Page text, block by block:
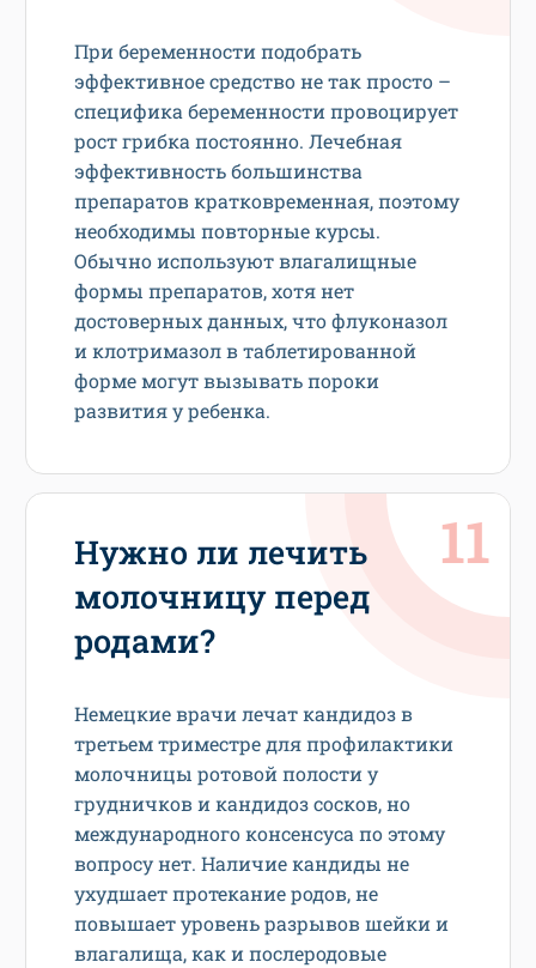
При беременности подобрать
эффективное средство не так просто –
специфика беременности провоцирует
рост грибка постоянно. Лечебная
эффективность большинства
препаратов кратковременная, поэтому
необходимы повторные курсы.
Обычно используют влагалищные
формы препаратов, хотя нет
достоверных данных, что флуконазол
и клотримазол в таблетированной
форме могут вызывать пороки
развития у ребенка.
Нужно ли лечить
молочницу перед
родами?
Немецкие врачи лечат кандидоз в
третьем триместре для профилактики
молочницы ротовой полости у
грудничков и кандидоз сосков, но
международного консенсуса по этому
вопросу нет. Наличие кандиды не
ухудшает протекание родов, не
повышает уровень разрывов шейки и
влагалища, как и послеродовые